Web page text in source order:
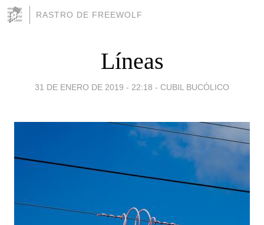
RASTRO DE FREEWOLF
Líneas
31 DE ENERO DE 2019 - 22:18 - CUBIL BUCÓLICO